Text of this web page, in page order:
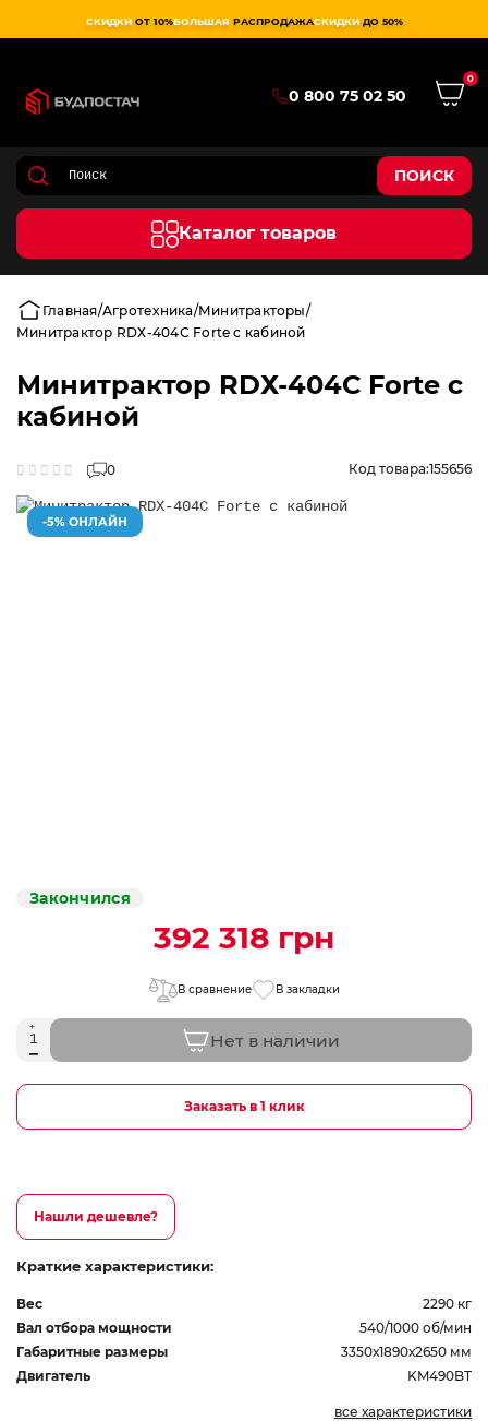
СКИДКИ ОТ 10%БОЛЬШАЯ РАСПРОДАЖАСКИДКИ ДО 50%
0 800 75 02 50
0
ПОИСК
Каталог товаров
Главная Агротехника Минитракторы
Минитрактор RDХ-404С Forte с кабиной
Минитрактор RDХ-404С Forte с
кабиной
0 Код товара:155656
-5% ОНЛАЙН
Закончился
392 318 грн
В сравнение В закладки
Нет в наличии
Заказать в 1 клик
Нашли дешевле?
Краткие характеристики:
Вес
2290 кг
Вал отбора мощности
540/1000 об/мин
Габаритные размеры
3350х1890х2650 мм
Двигатель
KM490BT
все характеристики